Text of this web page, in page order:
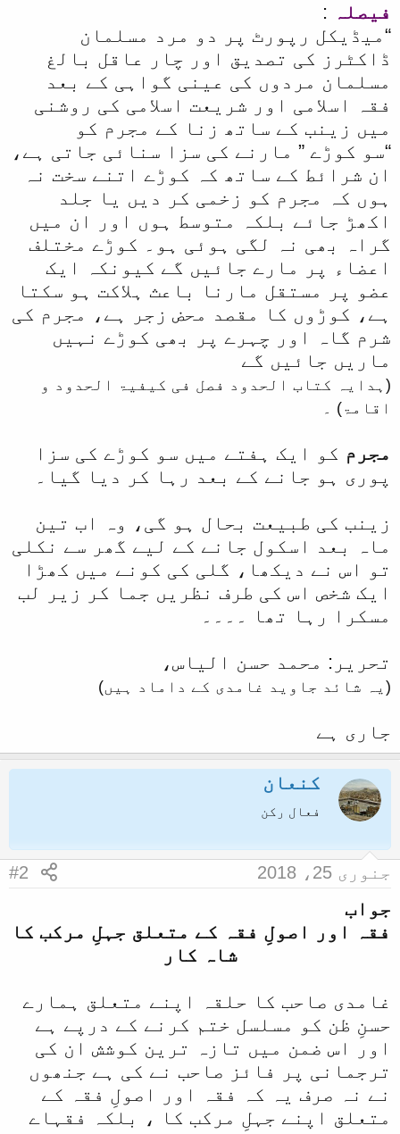
فیصلہ :
“میڈیکل رپورٹ پر دو مرد مسلمان
ڈاکٹرز کی تصدیق اور چار عاقل بالغ
مسلمان مردوں کی عینی گواہی کے بعد
فقہ اسلامی اور شریعت اسلامی کی روشنی
میں زینب کے ساتھ زنا کے مجرم کو
“سو کوڑے ” مارنے کی سزا سنائی جاتی ہے،
ان شرائط کے ساتھ کہ کوڑے اتنے سخت نہ
ہوں کہ مجرم کو زخمی کر دیں یا جلد
اکھڑ جائے بلکہ متوسط ہوں اور ان میں
گراہ بھی نہ لگی ہوئی ہو۔ کوڑے مختلف
اعضاء پر مارے جائیں گے کیونکہ ایک
عضو پر مستقل مارنا باعث ہلاکت ہو سکتا
ہے، کوڑوں کا مقصد محض زجر ہے، مجرم کی
شرم گاہ اور چہرے پر بھی کوڑے نہیں
ماریں جائیں گے
(ہدایہ کتاب الحدود فصل فی کیفیۃ الحدود و
اقامۃ) ۔
مجرم کو ایک ہفتے میں سو کوڑے کی سزا
پوری ہو جانے کے بعد رہا کر دیا گیا۔
زینب کی طبیعت بحال ہو گی، وہ اب تین
ماہ بعد اسکول جانے کے لیے گھر سے نکلی
تو اس نے دیکھا، گلی کی کونے میں کھڑا
ایک شخص اس کی طرف نظریں جما کر زیر لب
مسکرا رہا تھا ۔۔۔۔
تحریر: محمد حسن الیاس،
(یہ شائد جاوید غامدی کے داماد ہیں)
جاری ہے
کنعان
فعال رکن
جنوری 25، 2018 #2
جواب
فقہ اور اصولِ فقہ کے متعلق جہلِ مرکب کا
شاہ کار
غامدی صاحب کا حلقہ اپنے متعلق ہمارے
حسنِ ظن کو مسلسل ختم کرنے کے درپے ہے
اور اس ضمن میں تازہ ترین کوشش ان کی
ترجمانی پر فائز صاحب نے کی ہے جنھوں
نے نہ صرف یہ کہ فقہ اور اصولِ فقہ کے
متعلق اپنے جہلِ مرکب کا ، بلکہ فقہاے